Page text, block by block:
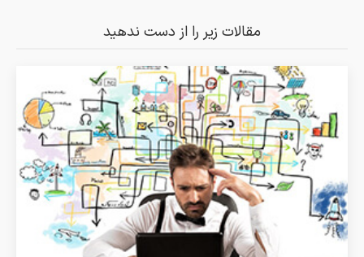
مقالات زیر را از دست ندهید